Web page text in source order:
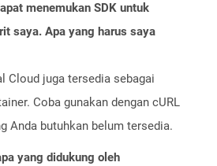
menemukan SDK untuk
saya. Apa yang harus saya
Cloud juga tersedia sebagai
Coba gunakan dengan cURL
Anda butuhkan belum tersedia.
yang didukung oleh